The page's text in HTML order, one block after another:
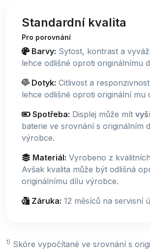
Standardní kvalita
Pro porovnání
Barvy: Sytost, kontrast a
lehce odlišné oproti originálnímu
Dotyk: Citlivost a
lehce odlišné oproti originální mu
Spotřeba: Displej může mít
baterie ve srovnání s originálním
výrobce.
Materiál: Vyrobeno z
Avšak kvalita může být odlišná
originálnímu dílu výrobce.
Záruka: 12 měsíců na servisní
1) Skóre vypočítané ve srovnání s